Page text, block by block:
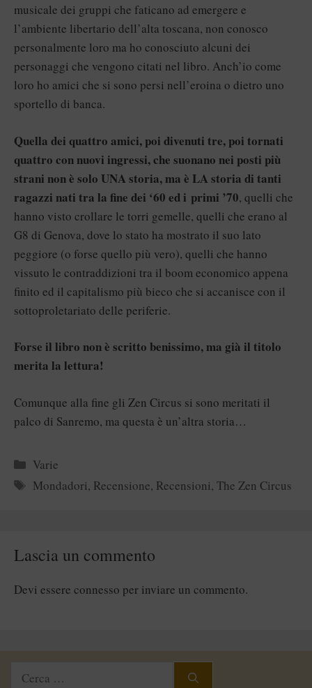
musicale dei gruppi che faticano ad emergere e
l’ambiente libertario dell’alta toscana, non conosco
personalmente loro ma ho conosciuto alcuni dei
personaggi che vengono citati nel libro. Anch’io come
loro ho amici che si sono persi nell’eroina o dietro uno
sportello di banca.
Quella dei quattro amici, poi divenuti tre, poi tornati
quattro con nuovi ingressi, che suonano nei posti più
strani non è solo UNA storia, ma è LA storia di tanti
ragazzi nati tra la fine dei ‘60 ed i primi ’70, quelli che
hanno visto crollare le torri gemelle, quelli che erano al
G8 di Genova, dove lo stato ha mostrato il suo lato
peggiore (o forse quello più vero), quelli che hanno
vissuto le contraddizioni tra il boom economico appena
finito ed il capitalismo più bieco che si accanisce con il
sottoproletariato delle periferie.
Forse il libro non è scritto benissimo, ma già il titolo
merita la lettura!
Comunque alla fine gli Zen Circus si sono meritati il
palco di Sanremo, ma questa è un’altra storia…
Categorie
Varie
Tag
Mondadori, Recensione, Recensioni,The Zen Circus
Lascia un commento
Devi essere connesso per inviare un commento.
Ricerca